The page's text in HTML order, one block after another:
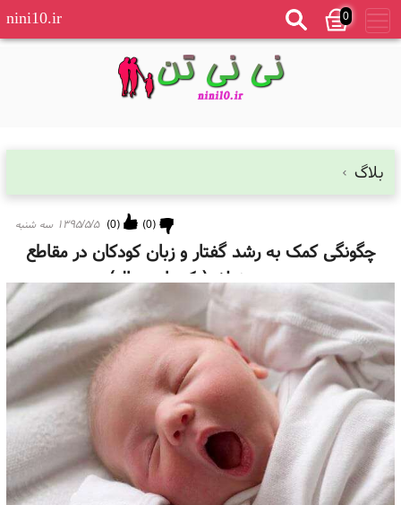
0
nini10.ir
بلاگ
۱۳۹۵/۵/۵ سه شنبه (
0
) (
0
)
چگونگی کمک به رشد گفتار و زبان کودکان در مقاطع
سنی مختلف(یک تا دوسال)